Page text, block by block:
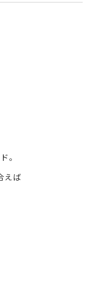
。
えば